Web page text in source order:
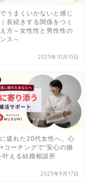
うまくいかないと感じ
長続きする関係をつく
方～女性性と男性性の
ス～
2025年10月15日
疲れた20代女性へ。心
コーチングで“安心の婚
叶える結婚相談所
2025年9月17日